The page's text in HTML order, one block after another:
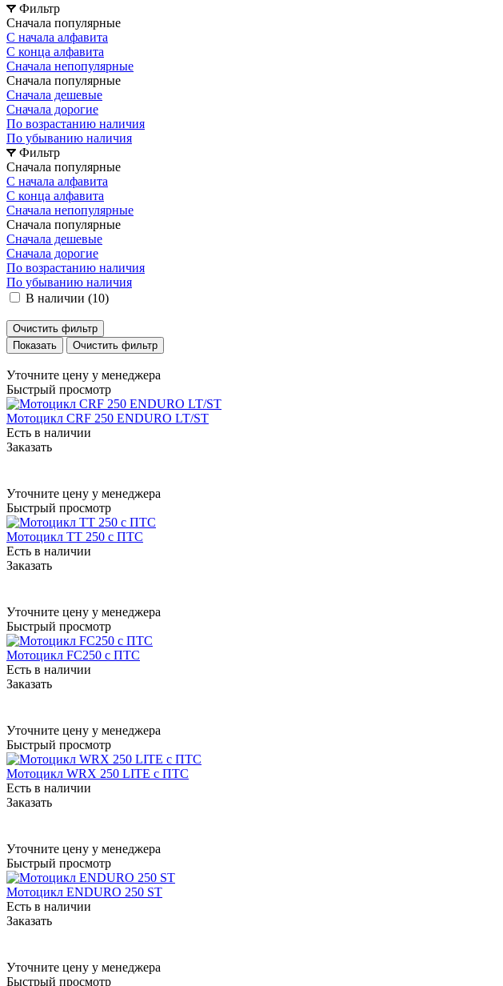
Фильтр
Сначала популярные
С начала алфавита
С конца алфавита
Сначала непопулярные
Сначала популярные
Сначала дешевые
Сначала дорогие
По возрастанию наличия
По убыванию наличия
Фильтр
Сначала популярные
С начала алфавита
С конца алфавита
Сначала непопулярные
Сначала популярные
Сначала дешевые
Сначала дорогие
По возрастанию наличия
По убыванию наличия
В наличии (10)
Очистить фильтр
Очистить фильтр
Уточните цену у менеджера
Быстрый просмотр
Мотоцикл CRF 250 ENDURO LT/ST
Есть в наличии
Заказать
Уточните цену у менеджера
Быстрый просмотр
Мотоцикл TT 250 с ПТС
Есть в наличии
Заказать
Уточните цену у менеджера
Быстрый просмотр
Мотоцикл FC250 с ПТС
Есть в наличии
Заказать
Уточните цену у менеджера
Быстрый просмотр
Мотоцикл WRX 250 LITE c ПТС
Есть в наличии
Заказать
Уточните цену у менеджера
Быстрый просмотр
Мотоцикл ENDURO 250 ST
Есть в наличии
Заказать
Уточните цену у менеджера
Быстрый просмотр